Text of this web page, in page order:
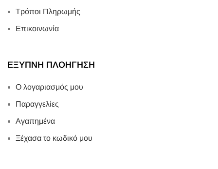
Τρόποι Πληρωμής
Επικοινωνία
ΕΞΥΠΝΗ ΠΛΟΗΓΗΣΗ
Ο λογαριασμός μου
Παραγγελίες
Αγαπημένα
Ξέχασα το κωδικό μου